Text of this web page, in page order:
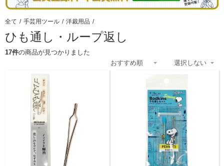
全て / 手芸用ツール / 洋裁用品 /
ひも通し・ループ返し
17件の商品が見つかりました